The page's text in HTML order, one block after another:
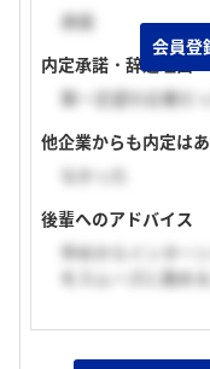
承諾
内定承諾・辞退理由
第一志望の企業だ
他企業からも内定は
なかった
後輩へのアドバイス
早めからインター
をスムーズに進め
会員登